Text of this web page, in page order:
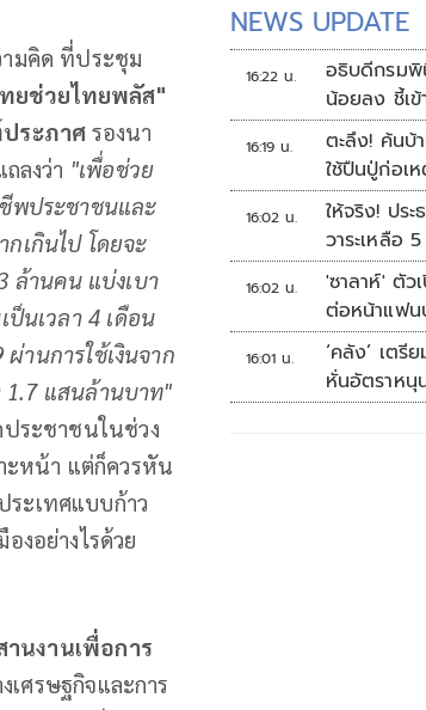
มคิด ที่ประชุม
ทยช่วยไทยพลัส"
ระภาศ รองนา
ลงว่า "เพื่อช่วย
พประชาชนและ
เกินไป โดยจะ
ล้านคน แบ่งเบา
ป็นเวลา 4 เดือน
านการใช้เงินจาก
1.7 แสนล้านบาท"
ประชาชนในช่วง
ะหน้า แต่ก็ควรหัน
ะเทศแบบก้าว
งอย่างไรด้วย
นงานเพื่อการ
เศรษฐกิจและการ
NEWS UPDATE
16:22 น.
อธิบดีกรมพิ
น้อยลง ชี้เ
แตกแยกเ
16:19 น.
ตะลึง! ค้นบ้
ใช้ปืนปู่ก่อเ
ยิง
16:02 น.
ให้จริง! ปร
วาระเหลือ
อำเภอละล้า
16:02 น.
'ซาลาห์' ตัว
ต่อหน้าแฟน
16:01 น.
‘คลัง’ เตรี
หั่นอัตราหนุ
หมุดไทย